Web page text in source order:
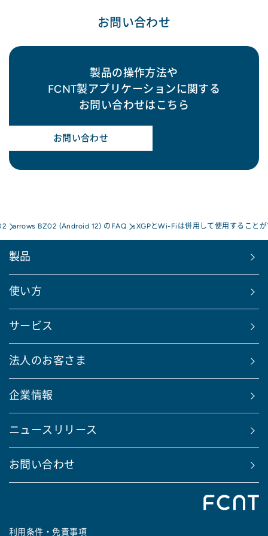
お問い合わせ
製品の操作方法や
FCNT製アプリケーションに関する
お問い合わせはこちら
お問い合わせ
arrows BZ02 (Android 12) のFAQ sXGPとWi-Fiは併用して使用すること
製品
使い方
サービス
法人のお客さま
企業情報
ニュースリリース
お問い合わせ
利用条件・免責事項